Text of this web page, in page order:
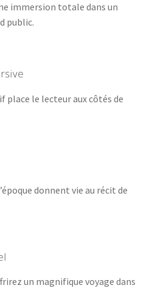
immersion totale dans un
public.
place le lecteur aux côtés de
donnent vie au récit de
un magnifique voyage dans